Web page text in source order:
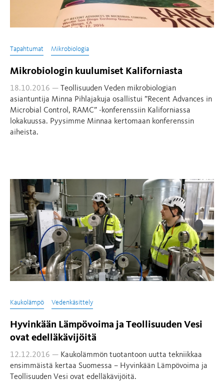
Tapahtumat Mikrobiologia
Mikrobiologin kuulumiset Kaliforniasta
18.10.2016 —
Teollisuuden Veden mikrobiologian
asiantuntija Minna Pihlajakuja osallistui ”Recent Advances in
Microbial Control, RAMC” -konferenssiin Kaliforniassa
lokakuussa. Pyysimme Minnaa kertomaan konferenssin
aiheista.
Kaukolämpö Vedenkäsittely
Hyvinkään Lämpövoima ja Teollisuuden Vesi
ovat edelläkävijöitä
12.12.2016 — Kaukolämmön tuotantoon uutta tekniikkaa
ensimmäistä kertaa Suomessa – Hyvinkään Lämpövoima ja
Teollisuuden Vesi ovat edelläkävijöitä.